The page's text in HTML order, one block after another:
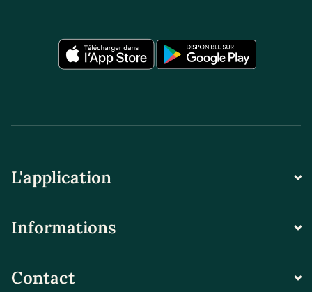
L'application
Informations
Contact